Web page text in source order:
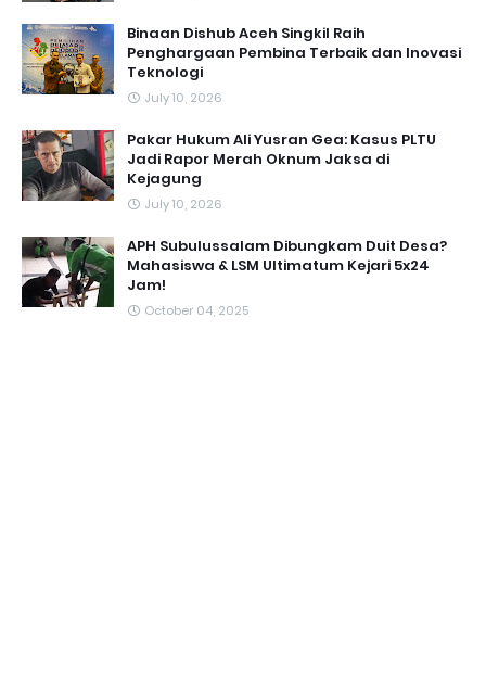
Binaan Dishub Aceh Singkil Raih
Penghargaan Pembina Terbaik dan Inovasi
Teknologi
July 10, 2026
Pakar Hukum Ali Yusran Gea: Kasus PLTU
Jadi Rapor Merah Oknum Jaksa di
Kejagung
July 10, 2026
APH Subulussalam Dibungkam Duit Desa?
Mahasiswa & LSM Ultimatum Kejari 5x24
Jam!
October 04, 2025